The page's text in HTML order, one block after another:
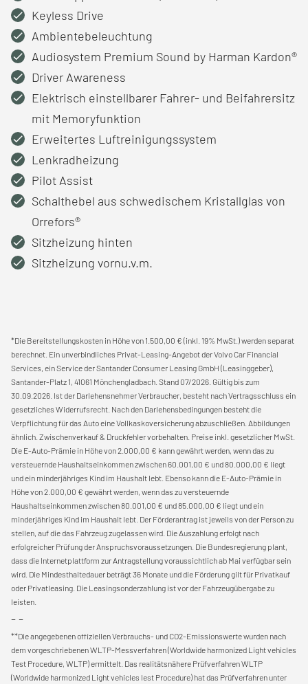
Keyless Drive
Ambientebeleuchtung
Audiosystem Premium Sound by Harman Kardon®
Driver Awareness
Elektrisch einstellbarer Fahrer- und Beifahrersitz
mit Memoryfunktion
Erweitertes Luftreinigungssystem
Lenkradheizung
Pilot Assist
Schalthebel aus schwedischem Kristallglas von
Orrefors®
Sitzheizung hinten
Sitzheizung vornu.v.m.
*Die Bereitstellungskosten in Höhe von 1.500,00 € (inkl. 19% MwSt.) werden separat
berechnet. Ein unverbindliches Privat-Leasing-Angebot der Volvo Car Financial
Services, ein Service der Santander Consumer Leasing GmbH (Leasinggeber),
Santander-Platz 1, 41061 Mönchengladbach. Stand 07/2026. Gültig bis zum
30.09.2026. Ist der Darlehensnehmer Verbraucher, besteht nach Vertragsschluss ein
gesetzliches Widerrufsrecht. Nach den Darlehensbedingungen besteht die
Verpflichtung für das Auto eine Vollkaskoversicherung abzuschließen. Abbildungen
ähnlich. Zwischenverkauf & Druckfehler vorbehalten. Preise inkl. gesetzlicher MwSt.
Die E-Auto-Prämie in Höhe von 2.000,00 € kann gewährt werden, wenn das zu
versteuernde Haushaltseinkommen zwischen 60.001,00 € und 80.000,00 € liegt
und ein minderjähriges Kind im Haushalt lebt. Ebenso kann die E-Auto-Prämie in
Höhe von 2.000,00 € gewährt werden, wenn das zu versteuernde
Haushaltseinkommen zwischen 80.001,00 € und 85.000,00 € liegt und ein
minderjähriges Kind im Haushalt lebt. Der Förderantrag ist jeweils von der Person zu
stellen, auf die das Fahrzeug zugelassen wird. Die Auszahlung erfolgt nach
erfolgreicher Prüfung der Anspruchsvoraussetzungen. Die Bundesregierung plant,
dass die Internetplattform zur Antragstellung voraussichtlich ab Mai verfügbar sein
wird. Die Mindesthaltedauer beträgt 36 Monate und die Förderung gilt für Privatkauf
oder Privatleasing. Die Leasingsonderzahlung ist vor der Fahrzeugübergabe zu
leisten.
- -
**Die angegebenen offiziellen Verbrauchs- und CO2-Emissionswerte wurden nach
dem vorgeschriebenen WLTP-Messverfahren (Worldwide harmonized Light vehicles
Test Procedure, WLTP) ermittelt. Das realitätsnähere Prüfverfahren WLTP
(Worldwide harmonized Light vehicles lest Procedure) hat das Prüfverfahren unter